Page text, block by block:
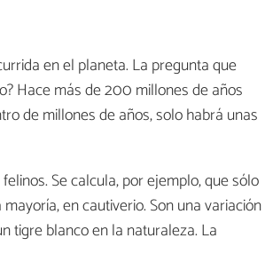
en el planeta. La pregunta que
Hace más de 200 millones de años
de millones de años, solo habrá unas
Se calcula, por ejemplo, que sólo
mayoría, en cautiverio. Son una variación
tigre blanco en la naturaleza. La